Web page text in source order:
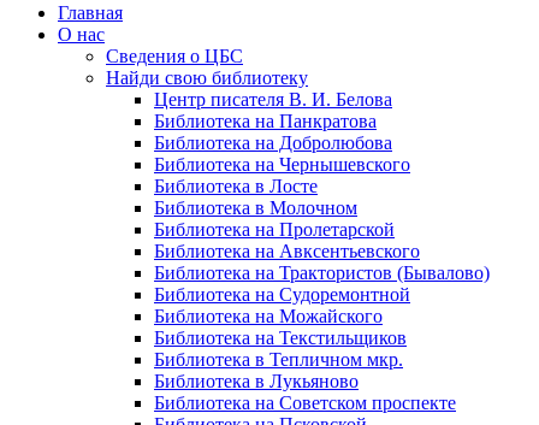
Главная
О нас
Сведения о ЦБС
Найди свою библиотеку
Центр писателя В. И. Белова
Библиотека на Панкратова
Библиотека на Добролюбова
Библиотека на Чернышевского
Библиотека в Лосте
Библиотека в Молочном
Библиотека на Пролетарской
Библиотека на Авксентьевского
Библиотека на Трактористов (Бывалово)
Библиотека на Судоремонтной
Библиотека на Можайского
Библиотека на Текстильщиков
Библиотека в Тепличном мкр.
Библиотека в Лукьяново
Библиотека на Советском проспекте